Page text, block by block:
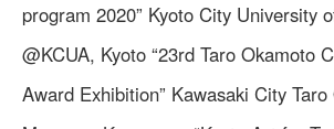
program 2020” Kyoto City University
@KCUA, Kyoto “23rd Taro Okamoto
Award Exhibition” Kawasaki City